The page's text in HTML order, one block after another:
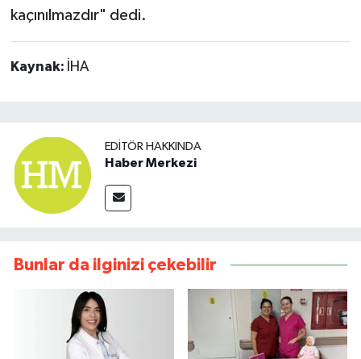
kaçınılmazdır" dedi.
Kaynak: İHA
EDITÖR HAKKINDA
Haber Merkezi
Bunlar da ilginizi çekebilir